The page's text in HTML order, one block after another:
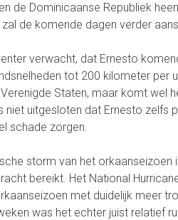
de Dominicaanse Republiek
de komende dagen verder
verwacht, dat Ernesto
tot 200 kilometer per
Staten, maar komt wel
niet uitgesloten dat Ernesto zelfs
schade zorgen.
storm van het orkaanseizoen
bereikt. Het National
met duidelijk meer
was het echter juist relatief